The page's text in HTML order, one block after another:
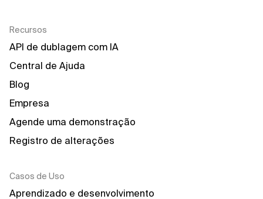
Recursos
API de dublagem com IA
Central de Ajuda
Blog
Empresa
Agende uma demonstração
Registro de alterações
Casos de Uso
Aprendizado e desenvolvimento